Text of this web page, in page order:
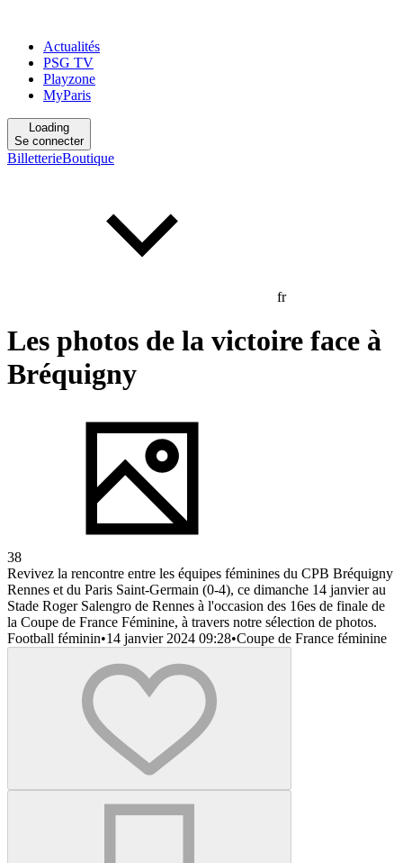
Actualités
PSG TV
Playzone
MyParis
Loading
Se connecter
BilletterieBoutique
fr
Les photos de la victoire face à
Bréquigny
38
Revivez la rencontre entre les équipes féminines du CPB Bréquigny
Rennes et du Paris Saint-Germain (0-4), ce dimanche 14 janvier au
Stade Roger Salengro de Rennes à l'occasion des 16es de finale de
la Coupe de France Féminine, à travers notre sélection de photos.
Football féminin•14 janvier 2024 09:28•Coupe de France féminine